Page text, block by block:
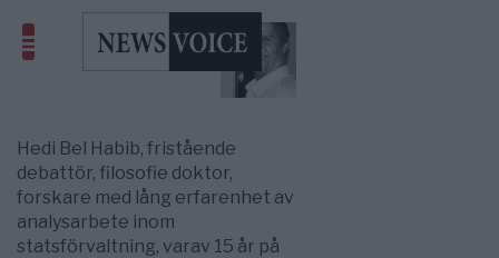
Hedi Bel Habib, fristående
debattör, filosofie doktor,
forskare med lång erfarenhet av
analysarbete inom
statsförvaltning, varav 15 år på